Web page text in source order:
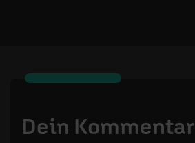
Dein Kommentar